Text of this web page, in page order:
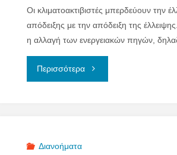
Οι κλιματοακτιβιστές μπερδεύουν την
απόδειξης με την απόδειξη της
η αλλαγή των ενεργειακών πηγών,
Περισσότερα"Η
Διανοήματα